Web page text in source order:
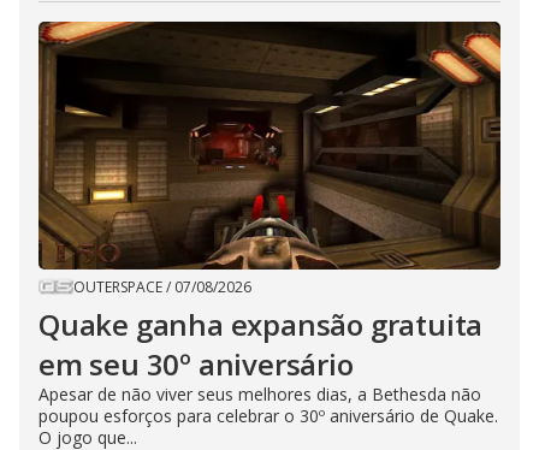
OUTERSPACE/ 07/08/2026
Quake ganha expansão gratuita
em seu 30º aniversário
Apesar de não viver seus melhores dias, a Bethesda não
poupou esforços para celebrar o 30º aniversário de Quake.
O jogo que...